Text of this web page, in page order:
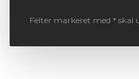
Felter markeret med * skal